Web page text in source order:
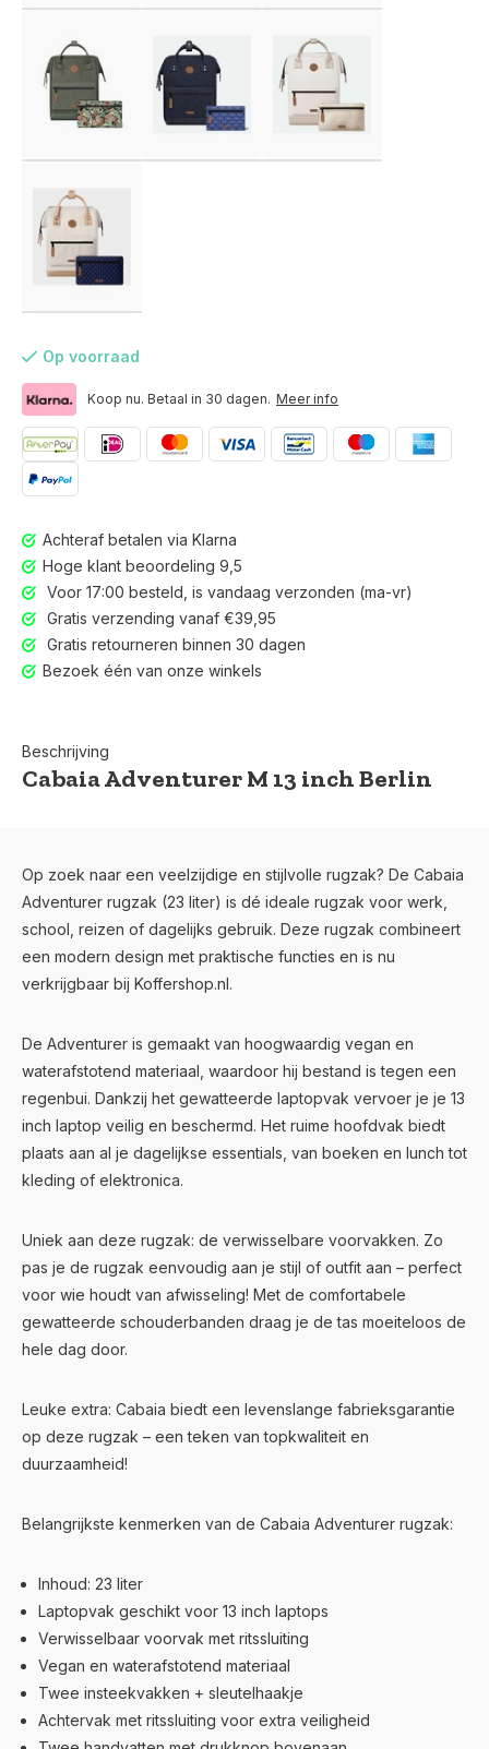
Voor 17:00 besteld, is vandaag verzonden (ma-vr)
Op voorraad
Koop nu. Betaal in 30 dagen. Meer info
Achteraf betalen via Klarna
Hoge klant beoordeling 9,5
Voor 17:00 besteld, is vandaag verzonden (ma-vr)
Gratis verzending vanaf €39,95
Gratis retourneren binnen 30 dagen
Bezoek één van onze winkels
Beschrijving
Cabaia Adventurer M 13 inch Berlin
Op zoek naar een veelzijdige en stijlvolle rugzak? De Cabaia
Adventurer rugzak (23 liter) is dé ideale rugzak voor werk,
school, reizen of dagelijks gebruik. Deze rugzak combineert
een modern design met praktische functies en is nu
verkrijgbaar bij Koffershop.nl.
De Adventurer is gemaakt van hoogwaardig vegan en
waterafstotend materiaal, waardoor hij bestand is tegen een
regenbui. Dankzij het gewatteerde laptopvak vervoer je je 13
inch laptop veilig en beschermd. Het ruime hoofdvak biedt
plaats aan al je dagelijkse essentials, van boeken en lunch tot
kleding of elektronica.
Uniek aan deze rugzak: de verwisselbare voorvakken. Zo
pas je de rugzak eenvoudig aan je stijl of outfit aan – perfect
voor wie houdt van afwisseling! Met de comfortabele
gewatteerde schouderbanden draag je de tas moeiteloos de
hele dag door.
Leuke extra: Cabaia biedt een levenslange fabrieksgarantie
op deze rugzak – een teken van topkwaliteit en
duurzaamheid!
Belangrijkste kenmerken van de Cabaia Adventurer rugzak:
Inhoud: 23 liter
Laptopvak geschikt voor 13 inch laptops
Verwisselbaar voorvak met ritssluiting
Vegan en waterafstotend materiaal
Twee insteekvakken + sleutelhaakje
Achtervak met ritssluiting voor extra veiligheid